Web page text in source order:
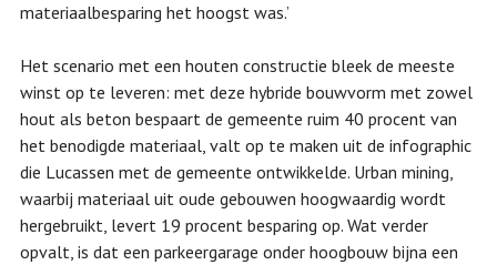
materiaalbesparing het hoogst was.’
Het scenario met een houten constructie bleek de meeste
winst op te leveren: met deze hybride bouwvorm met zowel
hout als beton bespaart de gemeente ruim 40 procent van
het benodigde materiaal, valt op te maken uit de infographic
die Lucassen met de gemeente ontwikkelde. Urban mining,
waarbij materiaal uit oude gebouwen hoogwaardig wordt
hergebruikt, levert 19 procent besparing op. Wat verder
opvalt, is dat een parkeergarage onder hoogbouw bijna een